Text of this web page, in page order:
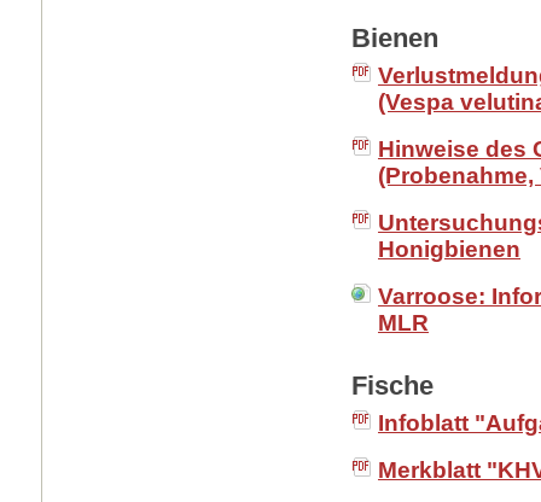
Bienen
(Vespa
Hinweise des
Honigbienen
Varroose:
MLR
Fische
Infoblatt
Merkblatt